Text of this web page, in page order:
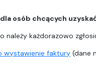
osób chcących uzyskać
należy każdorazowo
wystawienie faktury (dane